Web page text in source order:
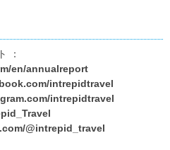
：
en/annualreport
intrepidtravel
intrepidtravel
@intrepid_travel